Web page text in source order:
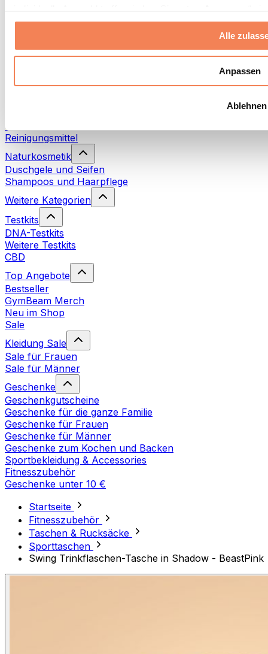
individuelle Auswahl treffen, indem Sie unter „Anpassen“
erlauben“ klicken.
Weitere Informationen über die Verarbeitung Ihrer Daten
Datenschutzerklärung
Alle
Anpassen
Ablehnen
Yoga & Pilates
Wandern
Rotlichttherapie
Waschmittel
Reinigungsmittel
Naturkosmetik
Duschgele und Seifen
Shampoos und Haarpflege
Weitere Kategorien
Testkits
DNA-Testkits
Weitere Testkits
CBD
Top Angebote
Bestseller
GymBeam Merch
Neu im Shop
Sale
Kleidung Sale
Sale für Frauen
Sale für Männer
Geschenke
Geschenkgutscheine
Geschenke für die ganze Familie
Geschenke für Frauen
Geschenke für Männer
Geschenke zum Kochen und Backen
Sportbekleidung & Accessories
Fitnesszubehör
Geschenke unter 10 €
Startseite
Fitnesszubehör
Taschen & Rucksäcke
Sporttaschen
Swing Trinkflaschen-Tasche in Shadow - BeastPink